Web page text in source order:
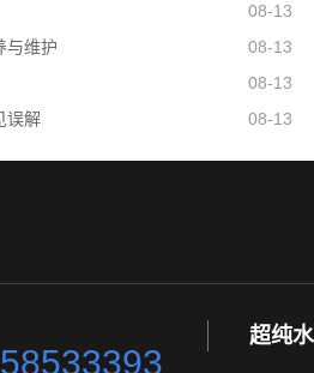
08-13
与维护
08-13
08-13
误解
08-13
超纯